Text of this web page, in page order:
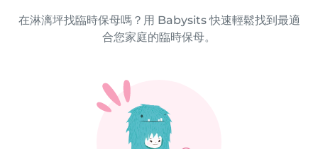
在淋漓坪找臨時保母嗎？用 Babysits 快速輕鬆找到最適
合您家庭的臨時保母。